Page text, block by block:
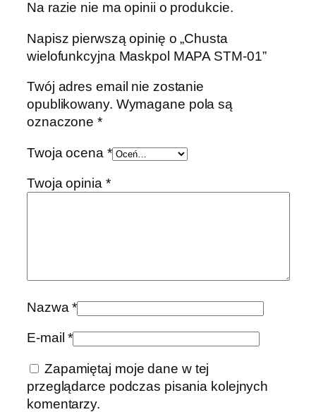
Na razie nie ma opinii o produkcie.
Napisz pierwszą opinię o „Chusta
wielofunkcyjna Maskpol MAPA STM-01”
Twój adres email nie zostanie
opublikowany. Wymagane pola są
oznaczone*
Twoja ocena *
Twoja opinia *
Nazwa*
E-mail*
Zapamiętaj moje dane w tej
przeglądarce podczas pisania kolejnych
komentarzy.